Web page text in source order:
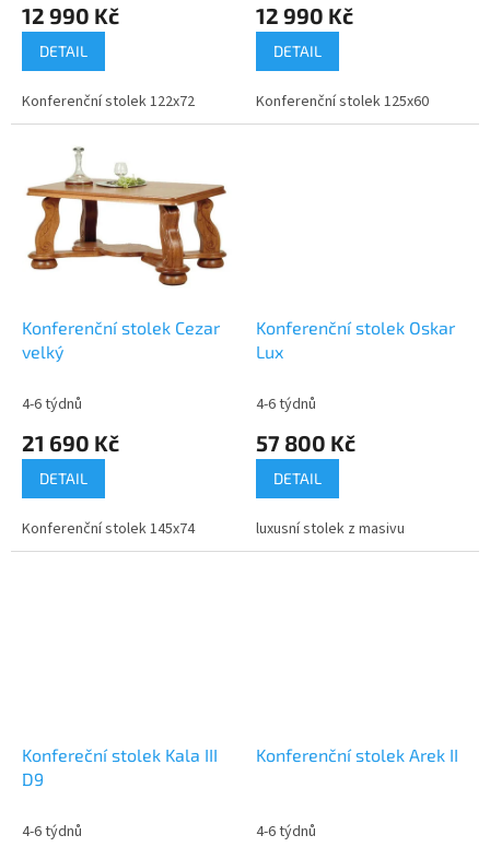
12 990 Kč
DETAIL
Konferenční stolek 122x72
12 990 Kč
DETAIL
Konferenční stolek 125x60
Konferenční stolek Cezar
velký
4-6 týdnů
21 690 Kč
DETAIL
Konferenční stolek 145x74
Konferenční stolek Oskar
Lux
4-6 týdnů
57 800 Kč
DETAIL
luxusní stolek z masivu
Konfereční stolek Kala III
D9
4-6 týdnů
Konferenční stolek Arek II
4-6 týdnů